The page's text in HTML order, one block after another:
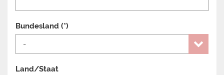
Bundesland (*)
Land/Staat